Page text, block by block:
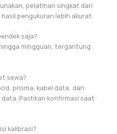
pelatihan singkat dari
pengukuran lebih akurat.
saja?
mingguan, tergantung
sewa?
prisma, kabel data, dan
Pastikan konfirmasi saat
kalibrasi?